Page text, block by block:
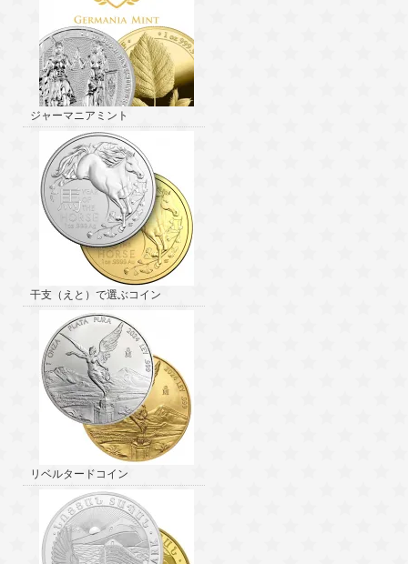
ジャーマニアミント
干支（えと）で選ぶコイン
リベルタードコイン